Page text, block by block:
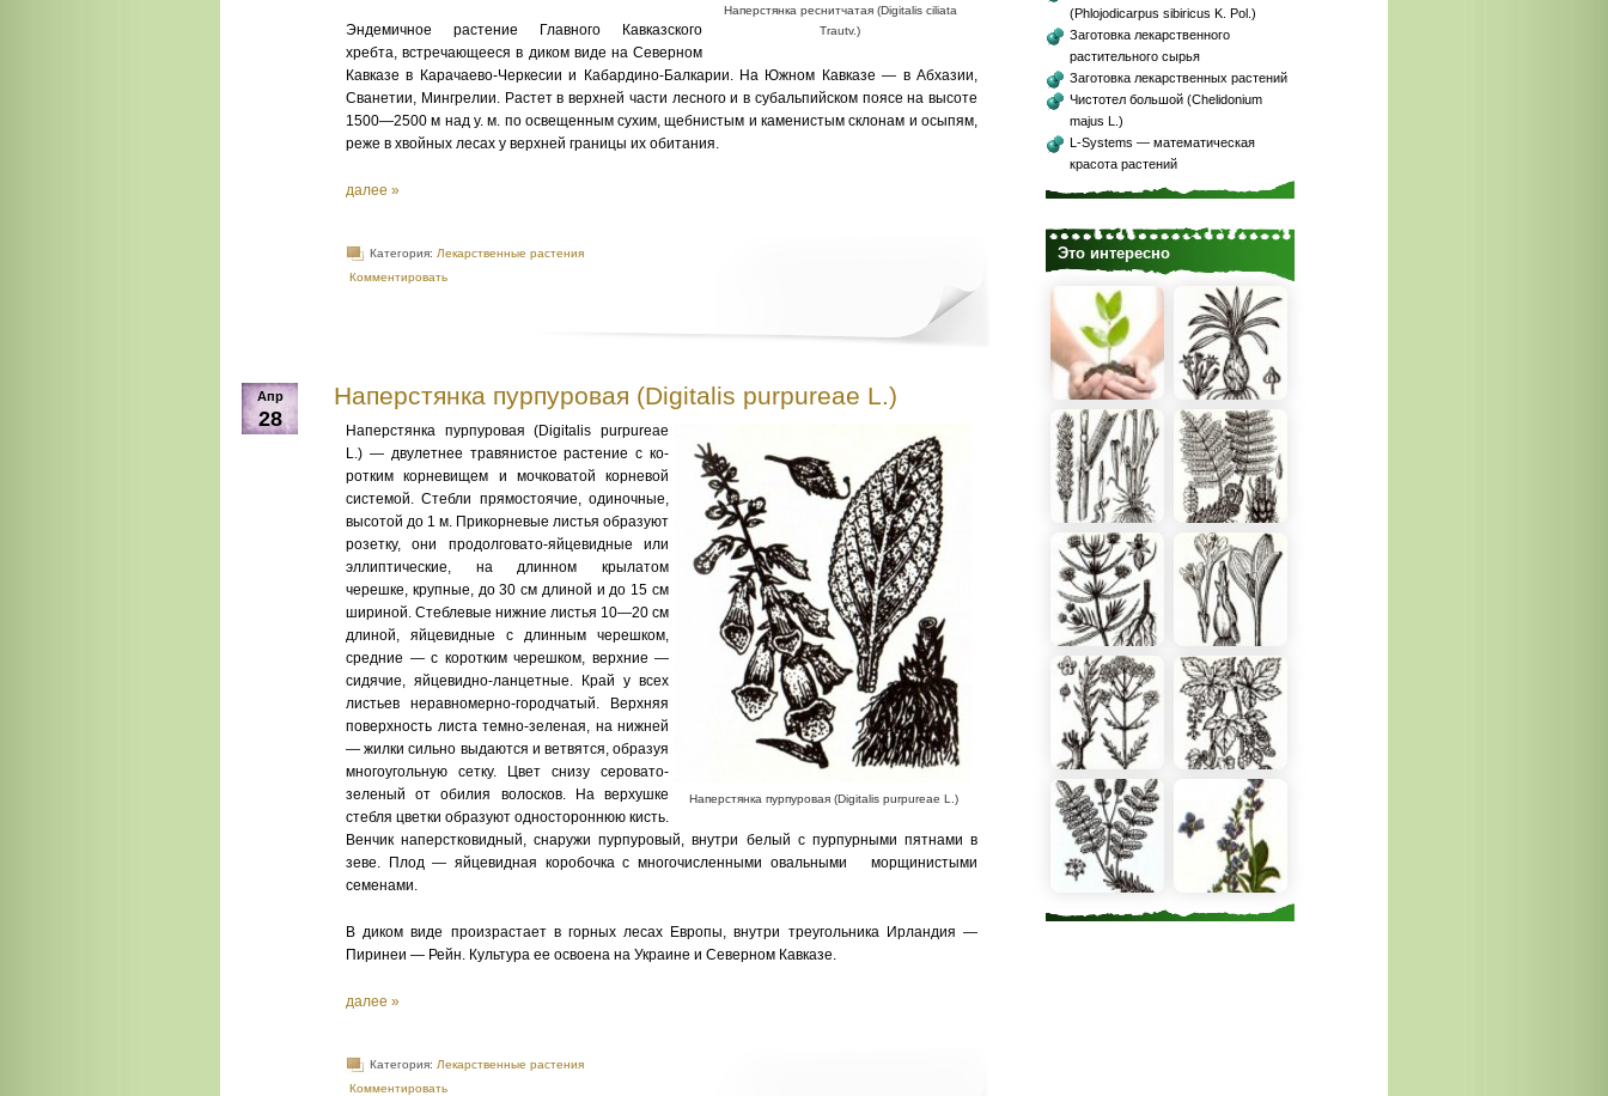
Наперстянка реснитчатая (Digitalis ciliata
Trautv.)
Эндемичное растение Главного Кавказского
хребта, встречающееся в диком виде на Северном
Кавказе в Карачаево-Черкесии и Кабарди­но-Балкарии. На Южном Кав­казе — в Абхазии,
Сванетии, Мингрелии. Растет в верхней части лесного и в субальпийском поясе на высоте
1500—2500 м над у. м. по освещенным сухим, щебнистым и каменистым склонам и осыпям,
реже в хвойных лесах у верхней границы их обитания.
далее »
Категория: Лекарственные растения
Комментировать
Апр
28
Наперстянка пурпуровая (Digitalis purpureae L.)
Наперстянка пурпуровая (Digitalis purpureae L.)
Наперстянка пурпуровая (Digitalis purpureae
L.) — двулетнее травянистое растение с ко­
ротким корневищем и мочковатой кор­невой
системой. Стебли прямостоячие, одиночные,
высотой до 1 м. Прикорне­вые листья образуют
розетку, они продолговато-яйцевидные или
эллипти­ческие, на длинном крылатом
черешке, крупные, до 30 см длиной и до 15 см
шириной. Стеблевые нижние листья 10—20 см
длиной, яйцевидные с длин­ным черешком,
средние — с коротким черешком, верхние —
сидячие, яйце­видно-ланцетные. Край у всех
листьев неравномерно-городчатый. Верхняя
по­верхность листа темно-зеленая, на нижней
— жилки сильно выдаются и ветвятся, образуя
многоугольную сет­ку. Цвет снизу серовато-
зеленый от обилия волосков. На верхушке
стебля цветки образуют одностороннюю кисть.
Венчик наперстковидный, снаружи пурпуровый, внутри белый с пурпур­ными пятнами в
зеве. Плод — яйце­видная коробочка с многочисленными овальными морщинистыми
семенами.
В диком виде произрастает в гор­ных лесах Европы, внутри треугольни­ка Ирландия —
Пиринеи — Рейн. Культура ее освоена на Укра­ине и Северном Кавказе.
далее »
Категория: Лекарственные растения
Комментировать
(Phlojodicarpus sibiricus K. Pol.)
Заготовка лекарственного
растительного сырья
Заготовка лекарственных растений
Чистотел большой (Chelidonium
majus L.)
L-Systems — математическая
красота растений
Это интересно